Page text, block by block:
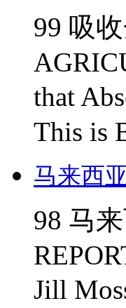
99 吸
that
This is
马来西
98 马
Jill